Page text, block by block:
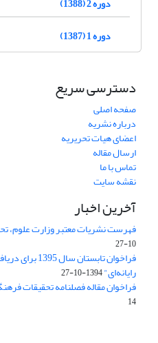
دوره 1 (1387)
دسترسی سریع
صفحه اصلی
درباره نشریه
اعضای هیات تحریریه
ارسال مقاله
تماس با ما
نقشه سایت
آخرین اخبار
فهرست نشریات معتبر وزارت علوم،
10-27
فراخوان
رایانه‌ای"1394-10-27
فراخوان مقاله فصلنامه تحقیقات فرهنگی
14